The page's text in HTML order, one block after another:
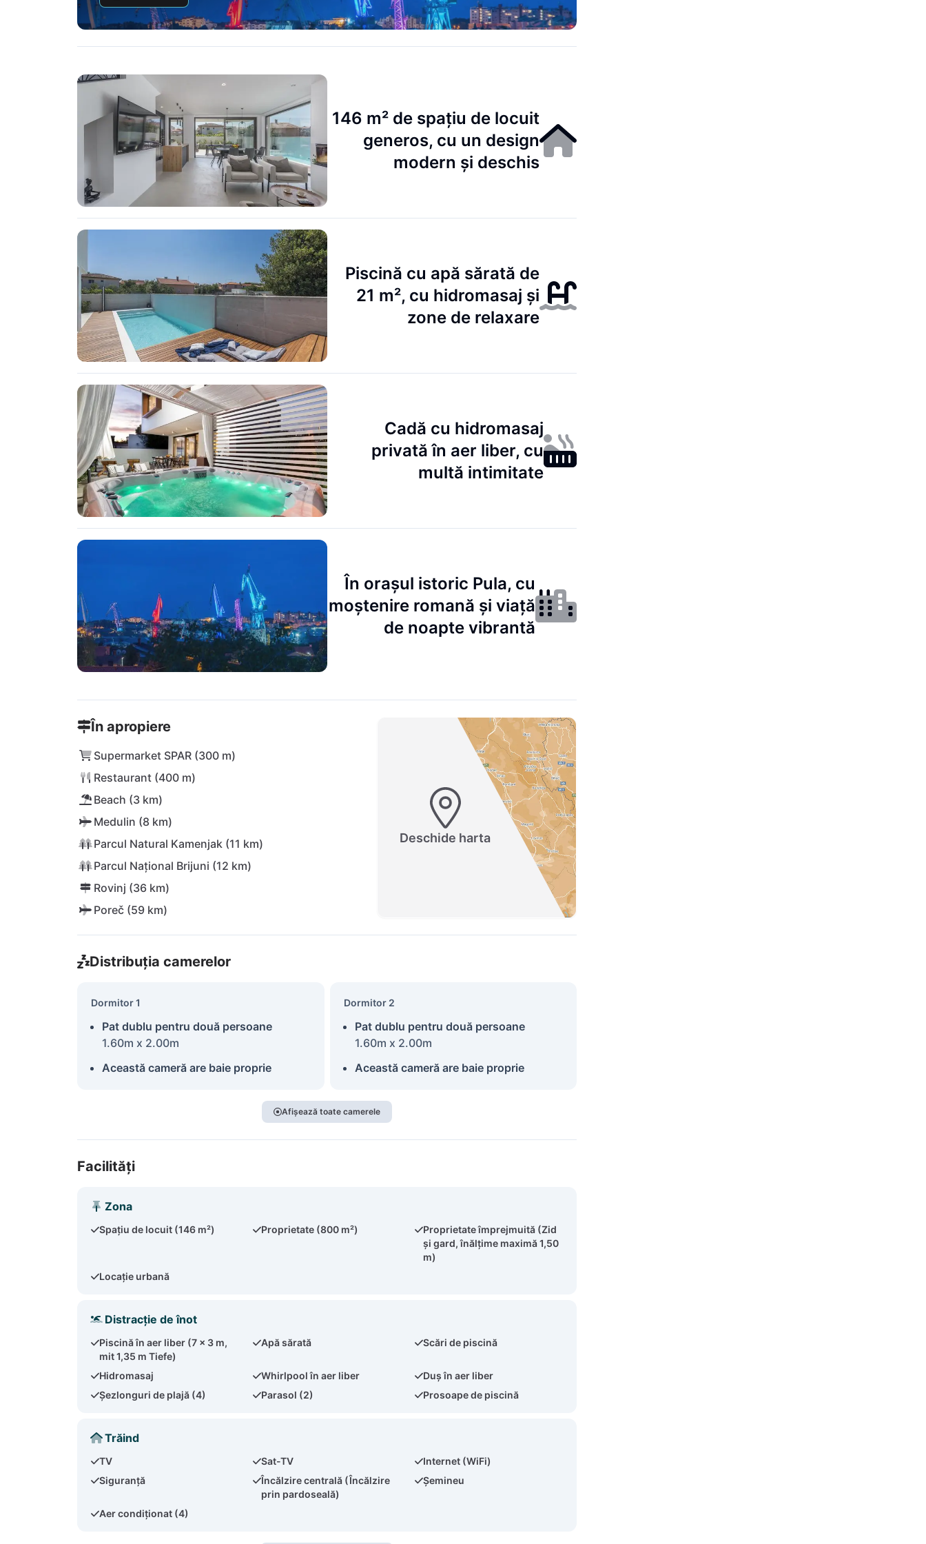
146 m² de spațiu de locuit
generos, cu un design
modern și deschis
Piscină cu apă sărată de
21 m², cu hidromasaj și
zone de relaxare
Cadă cu hidromasaj
privată în aer liber, cu
multă intimitate
În orașul istoric Pula, cu
moștenire romană și viață
de noapte vibrantă
În apropiere
Supermarket SPAR (300 m)
Restaurant (400 m)
Beach (3 km)
Medulin (8 km)
Parcul Natural Kamenjak (11 km)
Parcul Național Brijuni (12 km)
Rovinj (36 km)
Poreč (59 km)
Deschide harta
Distribuția camerelor
Dormitor 1
Pat dublu pentru două persoane
1.60m x 2.00m
Această cameră are baie proprie
Dormitor 2
Pat dublu pentru două persoane
1.60m x 2.00m
Această cameră are baie proprie
Afișează toate camerele
Facilități
Zona
Spațiu de locuit (146 m²) Proprietate (800 m²)
Proprietate împrejmuită (Zid
și gard, înălțime maximă 1,50
m)
Locație urbană
Distracție de înot
Piscină în aer liber (7 x 3 m,
mit 1,35 m Tiefe)
Apă sărată Scări de piscină
Hidromasaj Whirlpool în aer liber
Duș în aer liber
Șezlonguri de plajă (4)
Parasol (2) Prosoape de piscină
Trăind
TV Sat-TV
Internet (WiFi)
Siguranță
Încălzire centrală (Încălzire
prin pardoseală)
Șemineu
Aer condiționat (4)